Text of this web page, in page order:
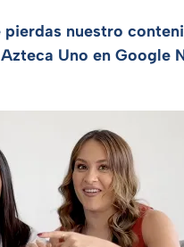
pierdas nuestro
Azteca Uno en Google